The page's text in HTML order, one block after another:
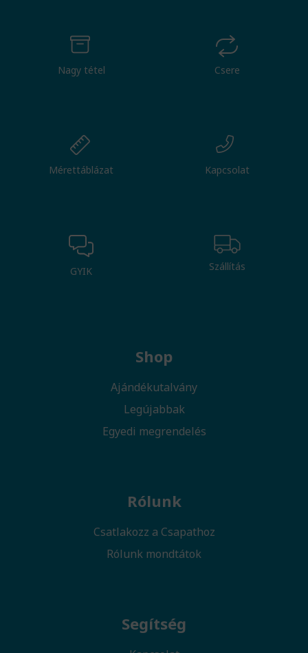
Nagy tétel Csere
Mérettáblázat Kapcsolat
GYIK Szállítás
Shop
Ajándékutalvány
Legújabbak
Egyedi megrendelés
Rólunk
Csatlakozz a Csapathoz
Rólunk mondtátok
Segítség